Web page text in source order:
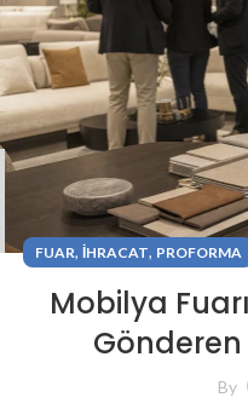
FUAR, IHRACAT, PROFORMA
Mobilya
By